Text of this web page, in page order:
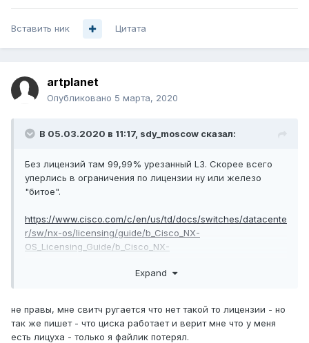
Вставить ник Цитата
artplanet
Опубликовано 5 марта, 2020
В 05.03.2020 в 11:17, sdy_moscow сказал:
Без лицензий там 99,99% урезанный L3. Скорее всего
уперлись в ограничения по лицензии ну или железо
"битое".
https://www.cisco.com/c/en/us/td/docs/switches/datacente
r/sw/nx-os/licensing/guide/b_Cisco_NX-
OS_Licensing_Guide/b_Cisco_NX-
Expand
не правы, мне свитч ругается что нет такой то лицензии - но
так же пишет - что циска работает и верит мне что у меня
есть лицуха - только я файлик потерял.